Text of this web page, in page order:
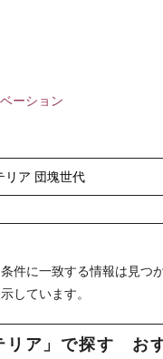
ーション
件に一致する情報は見つ
しています。
リア」で探す お